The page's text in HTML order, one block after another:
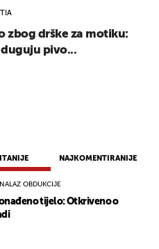
NAJKOMENTIRANIJE
OBDUKCIJE
tijelo: Otkriveno o
zbog drške za motiku:
duguju pivo...